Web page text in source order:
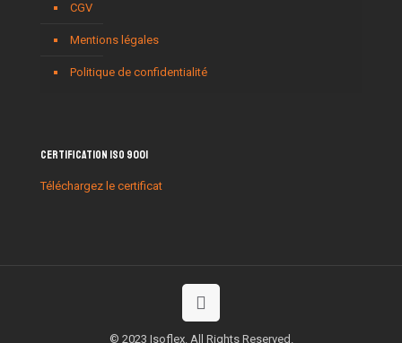
CGV
Mentions légales
Politique de confidentialité
Certification ISO 9001
Téléchargez le certificat
© 2023 Isoflex. All Rights Reserved.